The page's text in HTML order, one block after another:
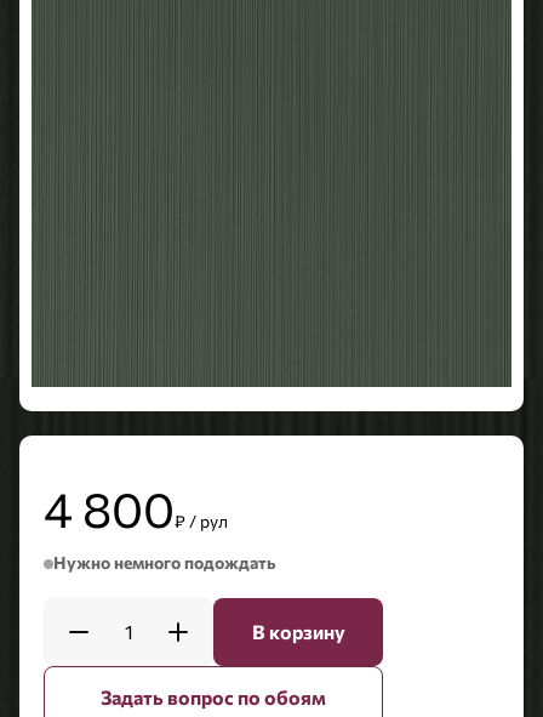
4 800₽ / рул
Нужно немного подождать
1 В корзину
Задать вопрос по обоям